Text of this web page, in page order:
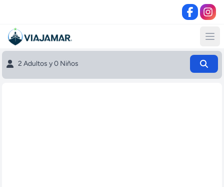
2 Adultos y 0 Niños